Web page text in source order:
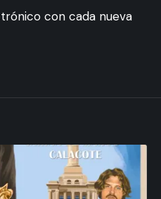
con cada nueva